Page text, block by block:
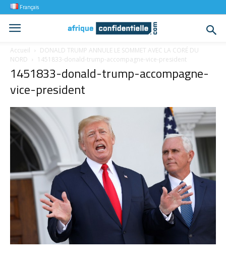
Français
Accueil
DONALD TRUMP ANNULE LE SOMMET AVEC LA CORÉ DU
NORD
1451833-donald-trump-accompagne-vice-president
1451833-donald-trump-accompagne-
vice-president